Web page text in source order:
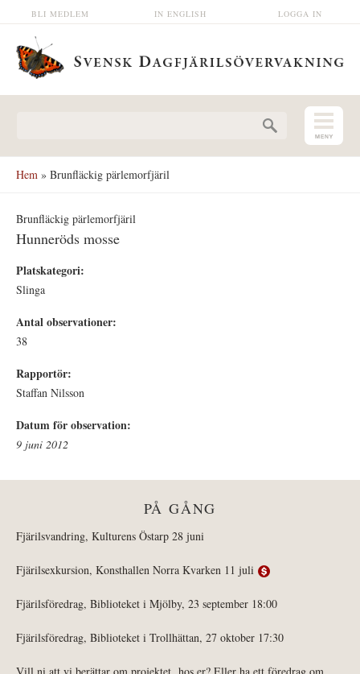
Hoppa till huvudinnehåll LOGGA IN
IN ENGLISH
BLI MEDLEM
Hem » Brunfläckig pärlemorfjäril
Brunfläckig pärlemorfjäril
Hunneröds mosse
Platskategori:
Slinga
Antal observationer:
38
Rapportör:
Staffan Nilsson
Datum för observation:
9 juni 2012
PÅ GÅNG
Fjärilsvandring, Kulturens Östarp 28 juni
Fjärilsexkursion, Konsthallen Norra Kvarken 11 juli
Fjärilsföredrag, Biblioteket i Mjölby, 23 september 18:00
Fjärilsföredrag, Biblioteket i Trollhättan, 27 oktober 17:30